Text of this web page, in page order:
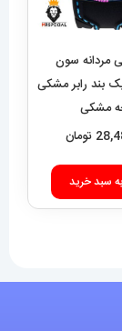
مردانه سون
بند رابر مشکی
مشکی
تومان
سبد خرید